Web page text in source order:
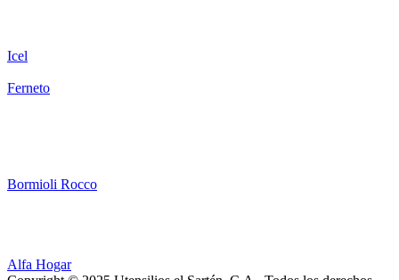
Icel
Ferneto
Bormioli Rocco
Alfa Hogar